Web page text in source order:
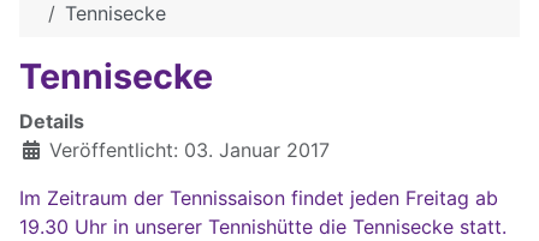
Tennisecke
Tennisecke
Details
Veröffentlicht: 03. Januar 2017
Im Zeitraum der Tennissaison findet jeden Freitag ab
19.30 Uhr in unserer Tennishütte die Tennisecke statt.